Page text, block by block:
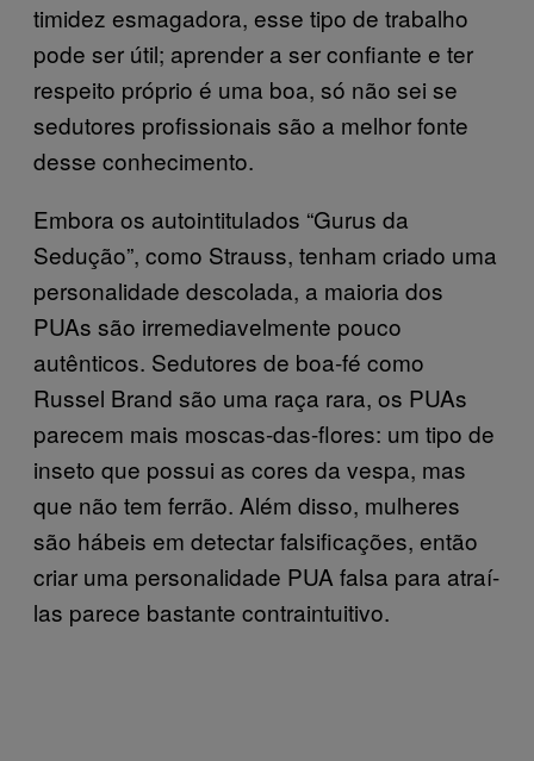
timidez esmagadora, esse tipo de trabalho
pode ser útil; aprender a ser confiante e ter
respeito próprio é uma boa, só não sei se
sedutores profissionais são a melhor fonte
desse conhecimento.
Embora os autointitulados “Gurus da
Sedução”, como Strauss, tenham criado uma
personalidade descolada, a maioria dos
PUAs são irremediavelmente pouco
autênticos. Sedutores de boa-fé como
Russel Brand são uma raça rara, os PUAs
parecem mais moscas-das-flores: um tipo de
inseto que possui as cores da vespa, mas
que não tem ferrão. Além disso, mulheres
são hábeis em detectar falsificações, então
criar uma personalidade PUA falsa para atraí-
las parece bastante contraintuitivo.